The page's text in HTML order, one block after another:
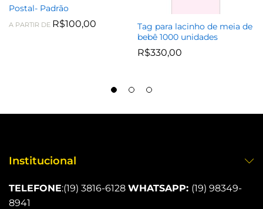
Postal- Padrão
A PARTIR DE R$100,00
Tag para lacinho de meia de
bebê 1000 unidades
R$330,00
Institucional
TELEFONE:(19) 3816-6128 WHATSAPP: (19) 98349-
8941